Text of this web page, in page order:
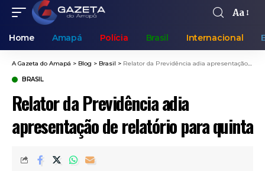
Aa
Home Amapá Polícia Brasil Internacional
A Gazeta do Amapá > Blog > Brasil > Relator da Previdência adia apresentação de relatório para quinta
BRASIL
Relator da Previdência adia
apresentação de relatório para quinta